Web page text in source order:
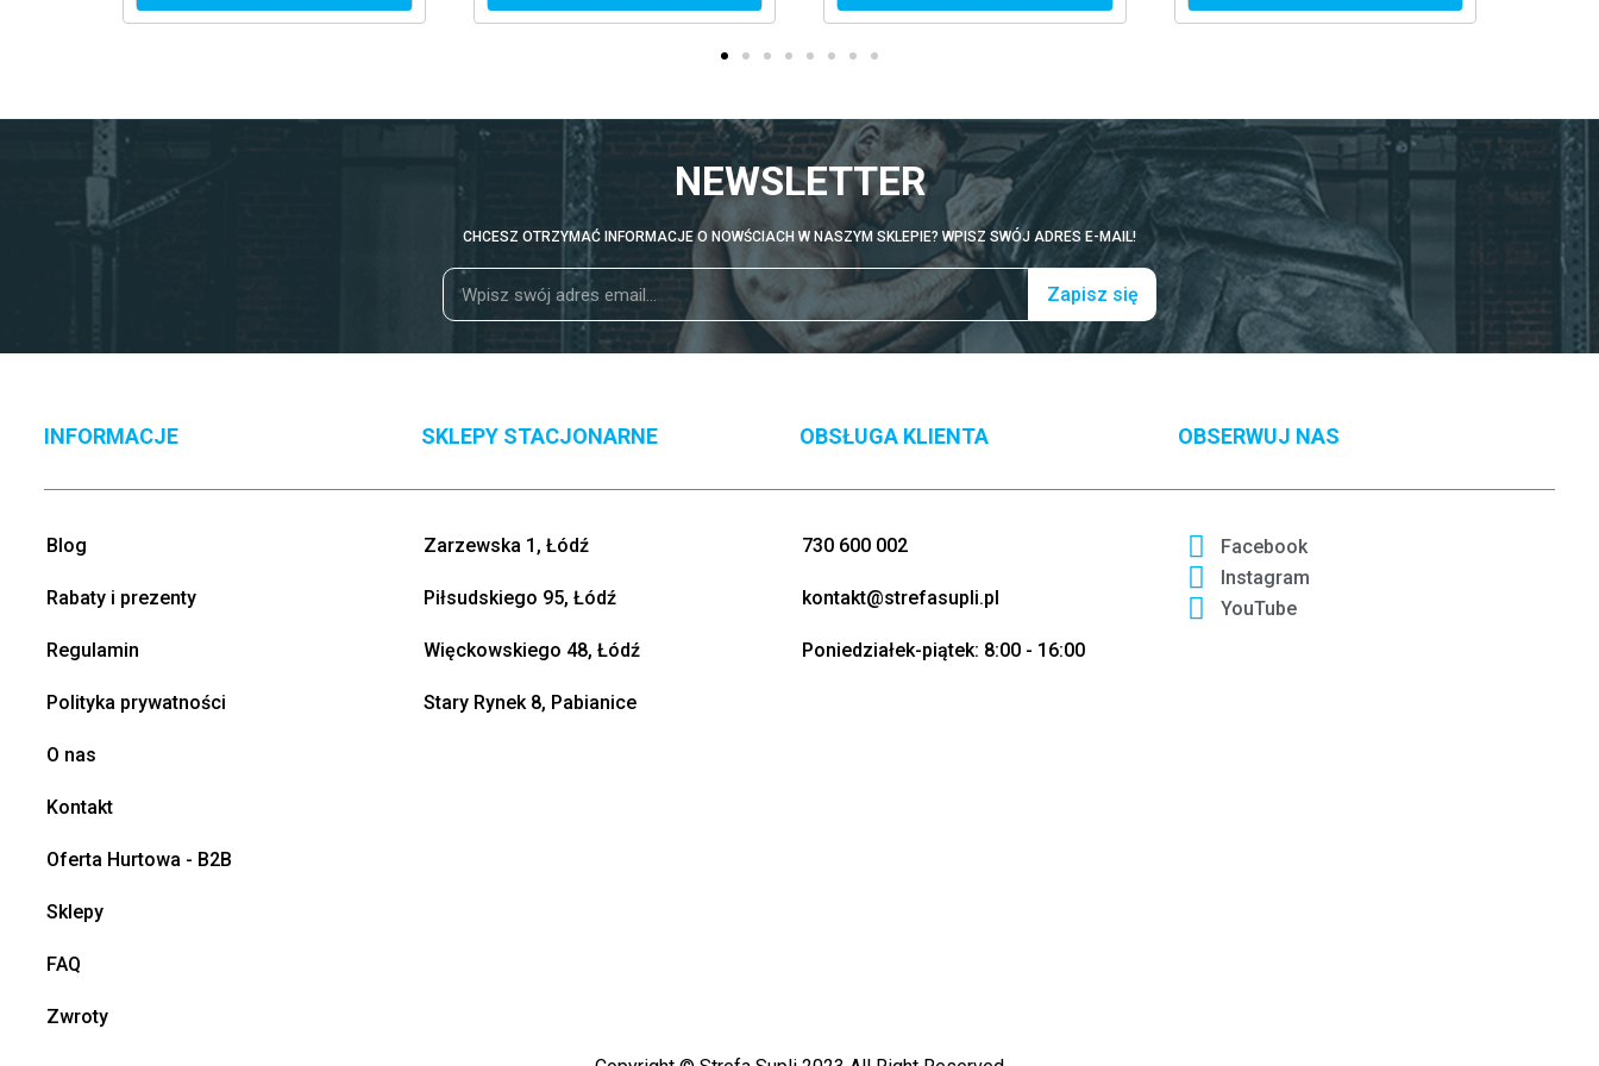
NEWSLETTER
CHCESZ OTRZYMAĆ INFORMACJE O NOWŚCIACH W NASZYM SKLEPIE? WPISZ SWÓJ ADRES E-MAIL!
Zapisz się
INFORMACJE
Blog
Rabaty i prezenty
Regulamin
Polityka prywatności
O nas
Kontakt
Oferta Hurtowa - B2B
Sklepy
FAQ
Zwroty
SKLEPY STACJONARNE
Zarzewska 1, Łódź
Piłsudskiego 95, Łódź
Więckowskiego 48, Łódź
Stary Rynek 8, Pabianice
OBSŁUGA KLIENTA
730 600 002
kontakt@strefasupli.pl
Poniedziałek-piątek: 8:00 - 16:00
OBSERWUJ NAS
Facebook
Instagram
YouTube